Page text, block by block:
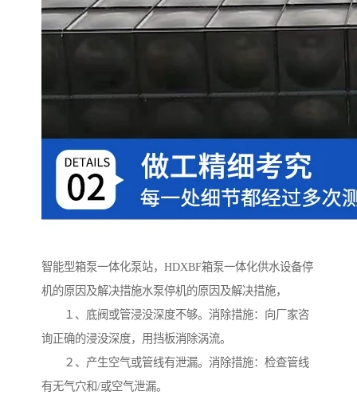
智能型箱泵一体化泵站，HDXBF箱泵一体化供水设备停
机的原因及解决措施水泵停机的原因及解决措施，
１、底阀或管浸没深度不够。消除措施：向厂家咨
询正确的浸没深度，用挡板消除涡流。
２、产生空气或管线有泄漏。消除措施：检查管线
有无气穴和/或空气泄漏。